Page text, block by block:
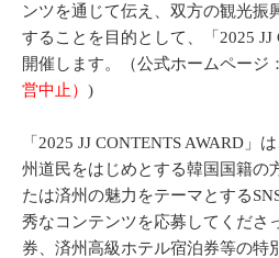
ンツを通じて伝え、双方の観光振
することを目的として、「2025 JJ
開催します。（公式ホームページ
営中止） )
「2025 JJ CONTENTS AWARD」
州道民をはじめとする韓国国籍の
たは済州の魅力をテーマとする
秀なコンテンツを応募してくださ
券、済州高級ホテル宿泊券等の特